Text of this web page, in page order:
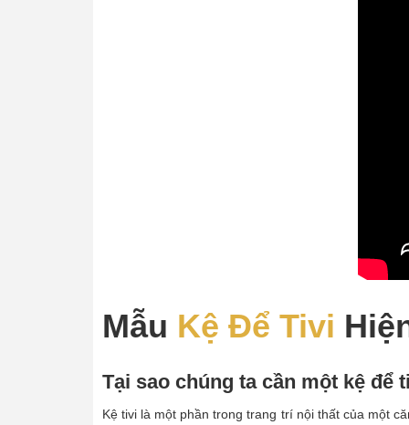
Mẫu Kệ Để Tivi
Tại sao chúng ta cần một kệ để
Kệ tivi là một phần trong trang trí nội thất của một